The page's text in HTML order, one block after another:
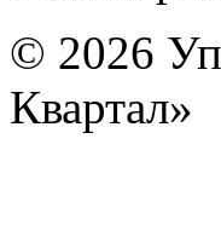
© 2026
Квартал»